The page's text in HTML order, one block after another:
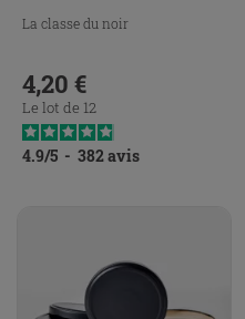
La classe du noir
Prix
4,20 €
Le lot de 12
4.9/5 - 382avis